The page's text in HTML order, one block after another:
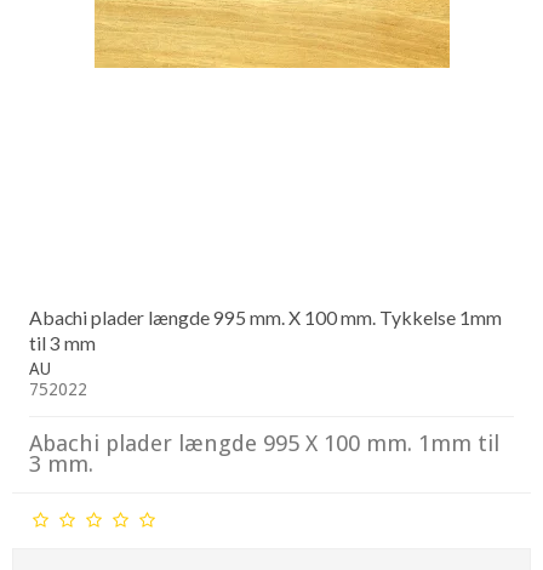
Abachi plader længde 995 mm. X 100 mm. Tykkelse 1mm
til 3 mm
AU
752022
Abachi plader længde 995 X 100 mm. 1mm til
3 mm.